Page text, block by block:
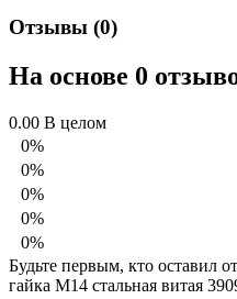
Отзывы (0)
На основе 0
0.00 В целом
0%
0%
0%
0%
0%
Будьте первым, кто оставил
гайка М14 стальная витая